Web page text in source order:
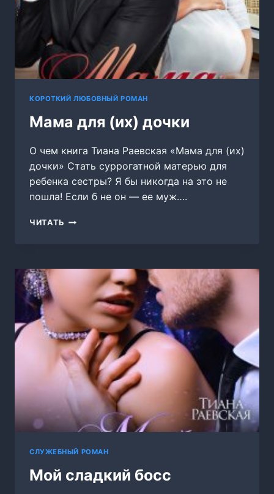
КОРОТКИЙ ЛЮБОВНЫЙ РОМАН
Мама для (их) дочки
О чем книга Тиана Раевская «Мама для (их)
дочки» Стать суррогатной матерью для
ребенка сестры? Я бы никогда на это не
пошла! Если б не он — ее муж….
ЧИТАТЬ МАМА
СЛУЖЕБНЫЙ РОМАН
Мой сладкий босс